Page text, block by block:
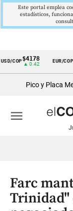
Cintillo
económicos
Colombia
COP$4178
▲ 0.42
EUR/COP
Pico y Placa
menu
Farc
Trinidad"
Este portal emplea
estadísticos,